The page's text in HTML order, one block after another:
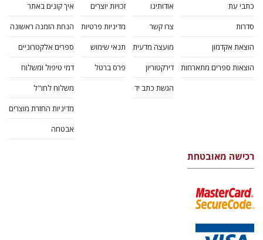
כתבי עת
סדרות
הוצאת אקדמון
הוצאות ספרים מתארחות
אודותינו
צרו קשר
מועצה מדעית
דירקטוריון
הגשת כתב יד
זכויות יוצרים
מדיניות פרטיות
תנאי שימוש
פרס ברטל
איך קונים באתר
הנחת הזמנה ראשונה
ספרים אלקטרוניים
דמי טיפול ומשלוח
משלוח לחו"ל
מדיניות החזרת מוצרים
אבטחה
רכישה מאובטחת